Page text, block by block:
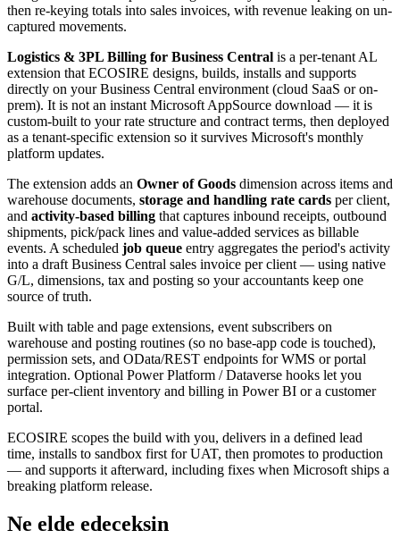
then re-keying totals into sales invoices, with revenue leaking on un-
captured movements.
Logistics & 3PL Billing for Business Central is a per-tenant AL
extension that ECOSIRE designs, builds, installs and supports
directly on your Business Central environment (cloud SaaS or on-
prem). It is not an instant Microsoft AppSource download — it is
custom-built to your rate structure and contract terms, then deployed
as a tenant-specific extension so it survives Microsoft's monthly
platform updates.
The extension adds an Owner of Goods dimension across items and
warehouse documents, storage and handling rate cards per client,
and activity-based billing that captures inbound receipts, outbound
shipments, pick/pack lines and value-added services as billable
events. A scheduled job queue entry aggregates the period's activity
into a draft Business Central sales invoice per client — using native
G/L, dimensions, tax and posting so your accountants keep one
source of truth.
Built with table and page extensions, event subscribers on
warehouse and posting routines (so no base-app code is touched),
permission sets, and OData/REST endpoints for WMS or portal
integration. Optional Power Platform / Dataverse hooks let you
surface per-client inventory and billing in Power BI or a customer
portal.
ECOSIRE scopes the build with you, delivers in a defined lead
time, installs to sandbox first for UAT, then promotes to production
— and supports it afterward, including fixes when Microsoft ships a
breaking platform release.
Ne elde edeceksin